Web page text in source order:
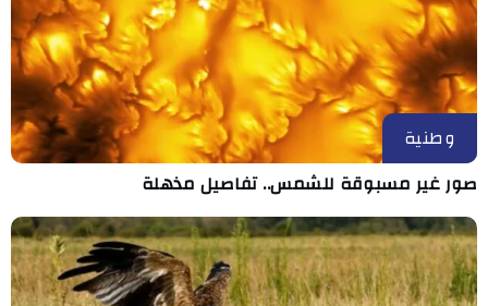
وطنية
صور غير مسبوقة للشمس.. تفاصيل مذهلة